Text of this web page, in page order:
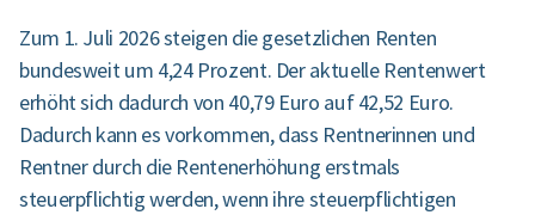
Zum 1. Juli 2026 steigen die gesetzlichen Renten
bundesweit um 4,24 Prozent. Der aktuelle Rentenwert
erhöht sich dadurch von 40,79 Euro auf 42,52 Euro.
Dadurch kann es vorkommen, dass Rentnerinnen und
Rentner durch die Rentenerhöhung erstmals
steuerpflichtig werden, wenn ihre steuerpflichtigen